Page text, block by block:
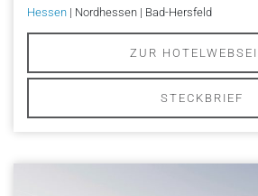
Hessen | Nordhessen | Bad-Hersfeld
ZUR
STECKBRIEF